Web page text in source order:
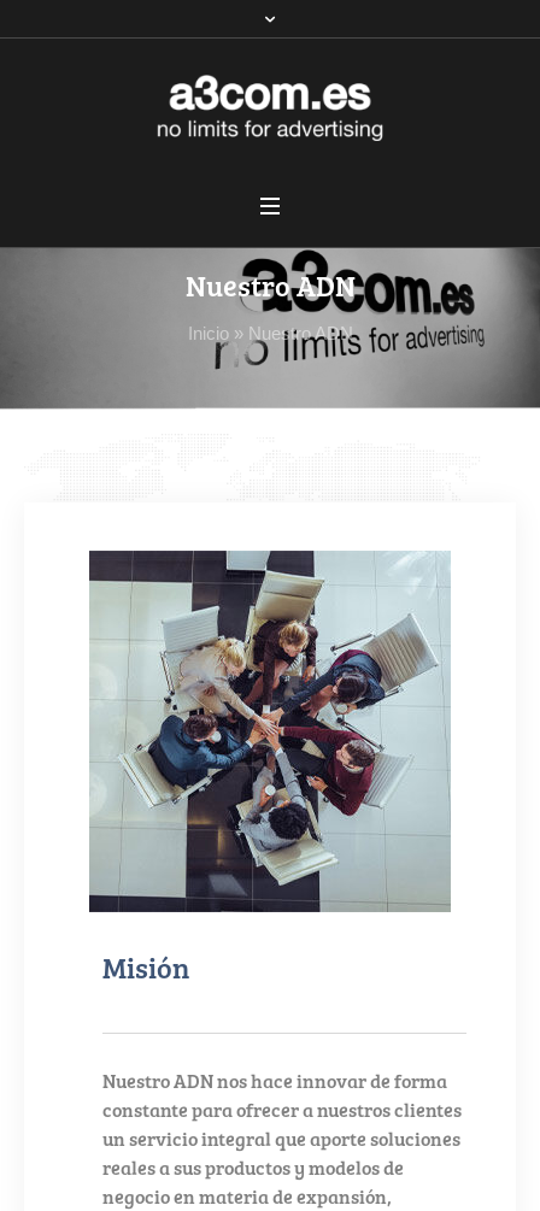
Nuestro ADN
Inicio» Nuestro ADN
Misión
Nuestro ADN nos hace innovar de forma
constante para ofrecer a nuestros clientes
un servicio integral que aporte soluciones
reales a sus productos y modelos de
negocio en materia de expansión,